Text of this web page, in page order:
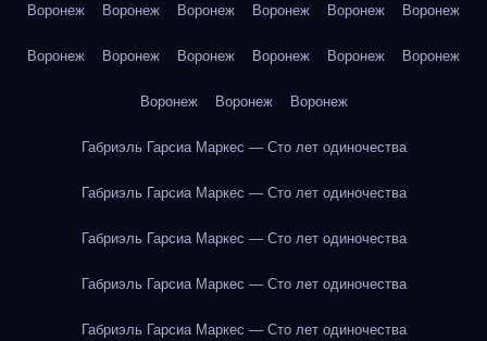
Воронеж Воронеж Воронеж Воронеж Воронеж Воронеж
Воронеж Воронеж Воронеж Воронеж Воронеж Воронеж
Воронеж Воронеж Воронеж
Габриэль Гарсиа Маркес — Сто лет одиночества
Габриэль Гарсиа Маркес — Сто лет одиночества
Габриэль Гарсиа Маркес — Сто лет одиночества
Габриэль Гарсиа Маркес — Сто лет одиночества
Габриэль Гарсиа Маркес — Сто лет одиночества